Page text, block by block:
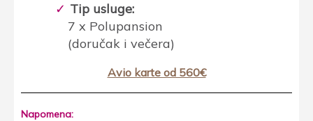
Tip usluge:
7 x Polupansion
(doručak i večera)
Avio karte od 560€
Napomena: